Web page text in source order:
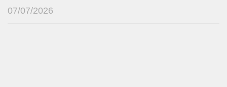
07/07/2026